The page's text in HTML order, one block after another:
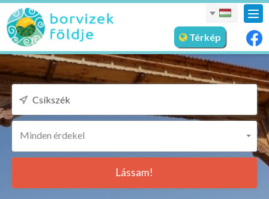
Térkép
Minden érdekel
Lássam!